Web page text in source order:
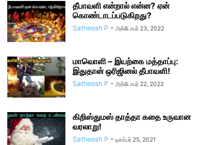
தீபாவளி என்றால் என்ன? ஏன்
கொண்டாடப்படுகிறது?
Satheesh P - அக்டோபர் 23, 2022
மாவொளி – இயற்கை மத்தாப்பு:
இதுதான் ஒரிஜினல் தீபாவளி!
Satheesh P - அக்டோபர் 22, 2022
கிறிஸ்துமஸ் தாத்தா கதை உருவான
வரலாறு!
Satheesh P - டிசம்பர் 25, 2021